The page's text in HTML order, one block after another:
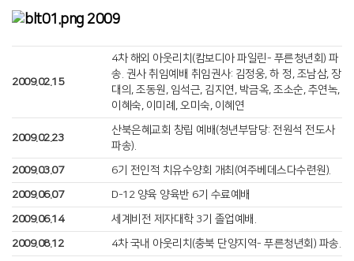
2009
2009.02.15
4차 해외 아웃리치(캄보디아 파일린- 푸른청년회) 파
송. 권사 취임예배 취임권사: 김정웅, 하 정, 조남삼, 장
대의, 조동원, 임석근, 김지연, 박금옥, 조소순, 추연녹,
이혜숙, 이미례, 오미숙, 이혜연
2009.02.23
산북은혜교회 창립 예배(청년부담당: 전원석 전도사
파송).
2009.03.07
6기 전인적 치유수양회 개최(여주베데스다수련원).
2009.06.07
D-12 양육 양육반 6기 수료예배
2009.06.14
세계비전 제자대학 3기 졸업예배.
2009.08.12
4차 국내 아웃리치(충북 단양지역- 푸른청년회) 파송.